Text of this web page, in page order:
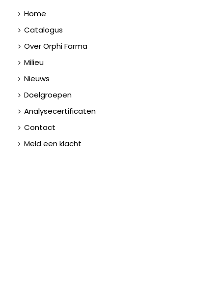
Home
Catalogus
Over Orphi Farma
Milieu
Nieuws
Doelgroepen
Analysecertificaten
Contact
Meld een klacht